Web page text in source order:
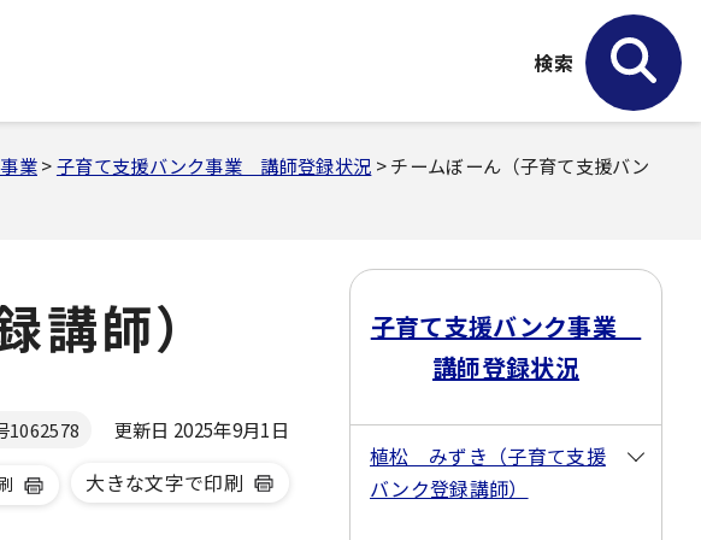
検索
業>子育て支援バンク事業 講師登録状況 > チームぼーん（子育て支援バン
師）
1062578 更新日 2025年9月1日
大きな文字で印刷
子育て支援バンク事業
講師登録状況
植松 みずき（子育て支援
バンク登録講師）